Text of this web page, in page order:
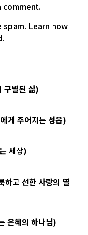
comment.
spam. Learn how
구별된 삶)
게 주어지는 성읍)
세상)
하고 선한 사랑의 열
은혜의 하나님)